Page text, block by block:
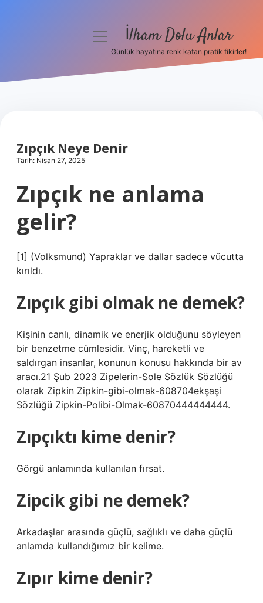
Hakkımızda
menüyü İlham Dolu Anlar
Günlük hayatına renk katan pratik fikirler!
Zıpçık Neye Denir
Tarih: Nisan 27, 2025
Zıpçık ne anlama
gelir?
[1] (Volksmund) Yapraklar ve dallar sadece vücutta
kırıldı.
Zıpçık gibi olmak ne demek?
Kişinin canlı, dinamik ve enerjik olduğunu söyleyen
bir benzetme cümlesidir. Vinç, hareketli ve
saldırgan insanlar, konunun konusu hakkında bir av
aracı.21 Şub 2023 Zipelerin-Sole Sözlük Sözlüğü
olarak Zipkin Zipkin-gibi-olmak-608704ekşaşi
Sözlüğü Zipkin-Polibi-Olmak-60870444444444.
Zıpçıktı kime denir?
Görgü anlamında kullanılan fırsat.
Zipcik gibi ne demek?
Arkadaşlar arasında güçlü, sağlıklı ve daha güçlü
anlamda kullandığımız bir kelime.
Zıpır kime denir?